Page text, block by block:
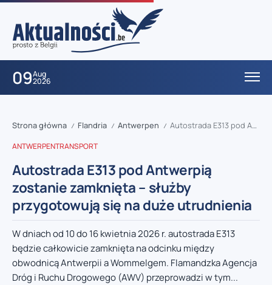
09Aug
2026
Strona główna / Flandria / Antwerpen / Autostrada E313 pod Antwerpią zostanie zamknięta – służby przygotowują się na duże utrudnienia
ANTWERPENTRANSPORT
Autostrada E313 pod Antwerpią
zostanie zamknięta – służby
przygotowują się na duże utrudnienia
W dniach od 10 do 16 kwietnia 2026 r. autostrada E313
będzie całkowicie zamknięta na odcinku między
obwodnicą Antwerpii a Wommelgem. Flamandzka Agencja
Dróg i Ruchu Drogowego (AWV) przeprowadzi w tym...